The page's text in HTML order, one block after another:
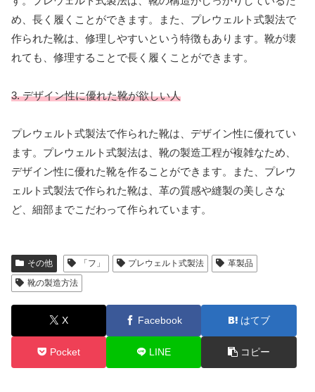
め、長く履くことができます。また、プレウェルト式製法で
作られた靴は、修理しやすいという特徴もあります。靴が壊
れても、修理することで長く履くことができます。
3. デザイン性に優れた靴が欲しい人
プレウェルト式製法で作られた靴は、デザイン性に優れてい
ます。プレウェルト式製法は、靴の製造工程が複雑なため、
デザイン性に優れた靴を作ることができます。また、プレウ
ェルト式製法で作られた靴は、革の質感や縫製の美しさな
ど、細部までこだわって作られています。
その他 「フ」 プレウェルト式製法
革製品
靴の製造方法
X Facebook はてブ
Pocket LINE コピー